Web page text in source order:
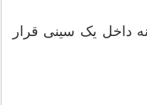
داخل يک سينى قرار